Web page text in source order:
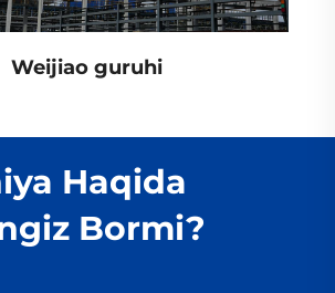
Weijiao guruhi
Haqida
Bormi?